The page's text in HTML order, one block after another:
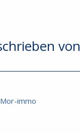
von
Mor-immo